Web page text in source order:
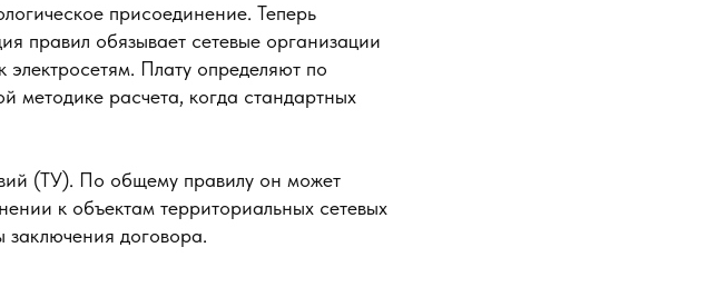
присоединение. Теперь
правил обязывает сетевые организации
электросетям. Плату определяют по
методике расчета, когда стандартных
(ТУ). По общему правилу он может
к объектам территориальных сетевых
заключения договора.